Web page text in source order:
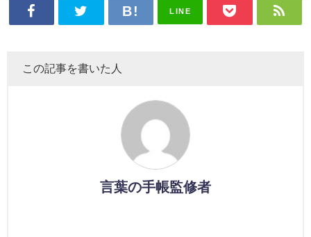
LINE
この記事を書いた人
言葉の手帳監修者